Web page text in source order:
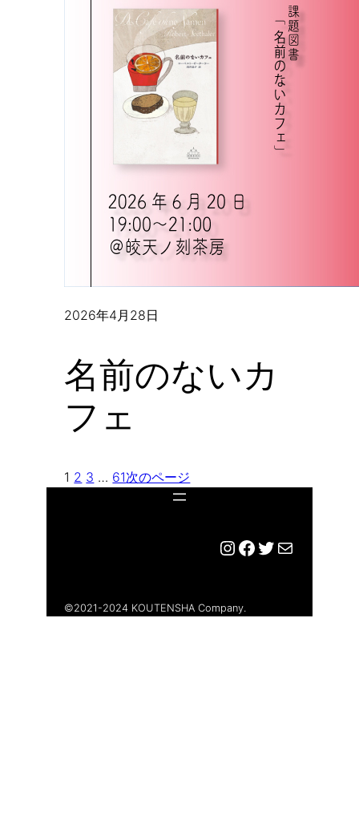
2026年4月28日
名前のないカ
フェ
1 2 3 … 61次のページ
Instagram
Facebook
Twitter
メール
©︎2021-2024 KOUTENSHA Company.